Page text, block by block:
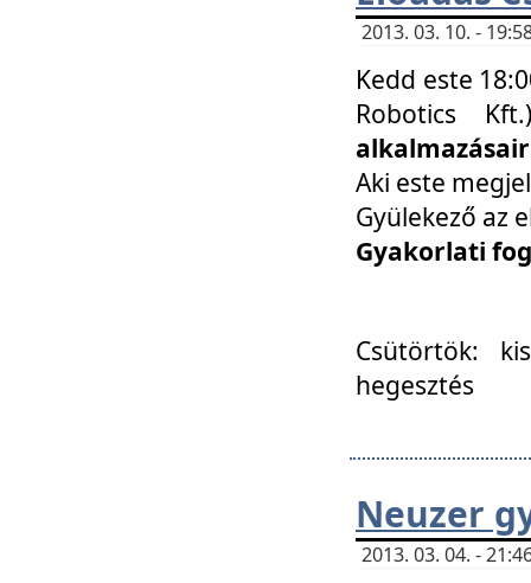
2013. 03. 10. -
Kedd este
Robotics
Aki este
Gyülekező az
Gyakorlati
Csütörtök:
hegesztés
Neuzer
2013. 03. 04. -